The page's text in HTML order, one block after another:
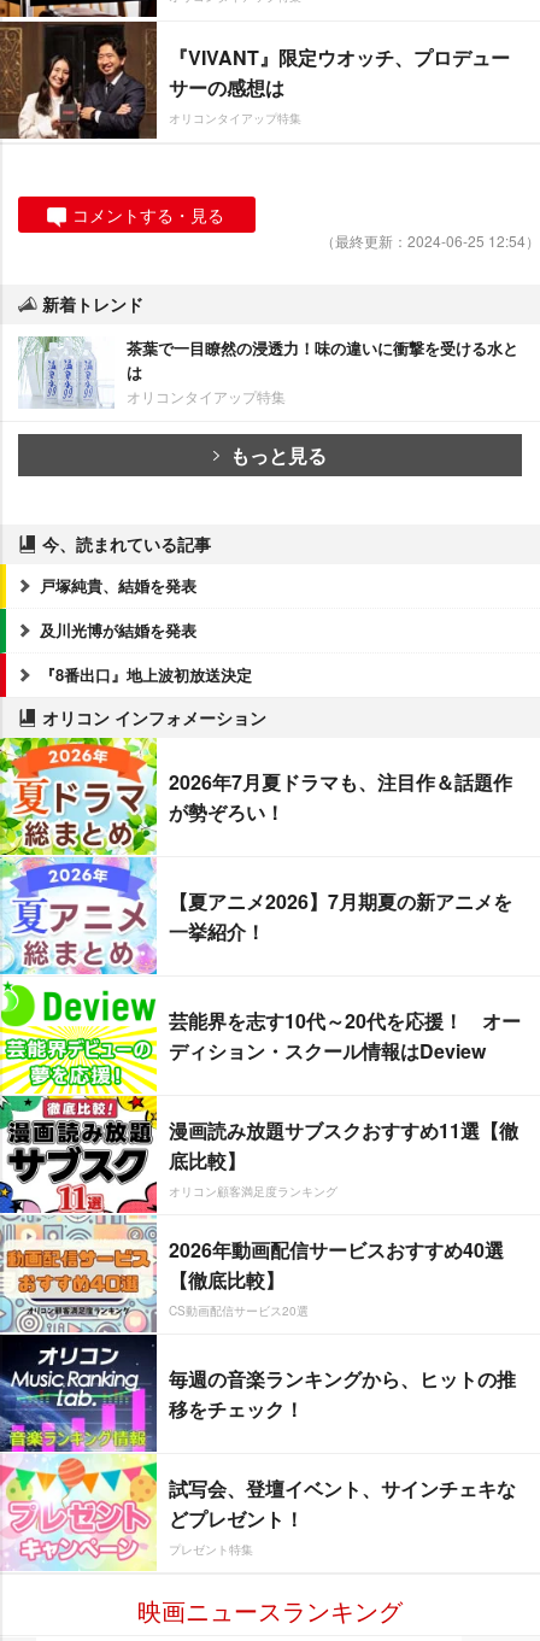
『VIVANT』限定ウオッチ、プロデュー
サーの感想は
オリコンタイアップ特集
コメントする・見る
（最終更新：2024-06-25 12:54）
新着トレンド
茶葉で一目瞭然の浸透力！味の違いに衝撃を受ける水と
は
オリコンタイアップ特集
もっと見る
今、読まれている記事
戸塚純貴、結婚を発表
及川光博が結婚を発表
『8番出口』地上波初放送決定
オリコン インフォメーション
2026年7月夏ドラマも、注目作＆話題作
が勢ぞろい！
【夏アニメ2026】7月期夏の新アニメを
一挙紹介！
芸能界を志す10代～20代を応援！ オー
ディション・スクール情報はDeview
漫画読み放題サブスクおすすめ11選【徹
底比較】
オリコン顧客満足度ランキング
2026年動画配信サービスおすすめ40選
【徹底比較】
CS動画配信サービス20選
毎週の音楽ランキングから、ヒットの推
移をチェック！
試写会、登壇イベント、サインチェキな
どプレゼント！
プレゼント特集
映画ニュースランキング